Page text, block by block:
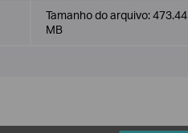
Tamanho do arquivo:473.44
MB